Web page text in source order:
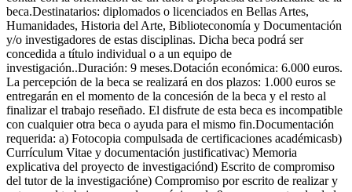
beca.Destinatarios: diplomados o licenciados en Bellas Artes,
Humanidades, Historia del Arte, Biblioteconomía y Documentación
y/o investigadores de estas disciplinas. Dicha beca podrá ser
concedida a título individual o a un equipo de
investigación..Duración: 9 meses.Dotación económica: 6.000 euros.
La percepción de la beca se realizará en dos plazos: 1.000 euros se
entregarán en el momento de la concesión de la beca y el resto al
finalizar el trabajo reseñado. El disfrute de esta beca es incompatible
con cualquier otra beca o ayuda para el mismo fin.Documentación
requerida: a) Fotocopia compulsada de certificaciones académicasb)
Currículum Vitae y documentación justificativac) Memoria
explicativa del proyecto de investigaciónd) Escrito de compromiso
del tutor de la investigacióne) Compromiso por escrito de realizar y